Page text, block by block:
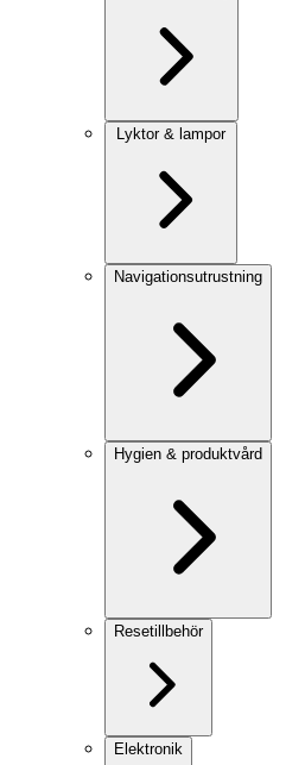
Lyktor & lampor
Navigationsutrustning
Hygien & produktvård
Resetillbehör
Elektronik